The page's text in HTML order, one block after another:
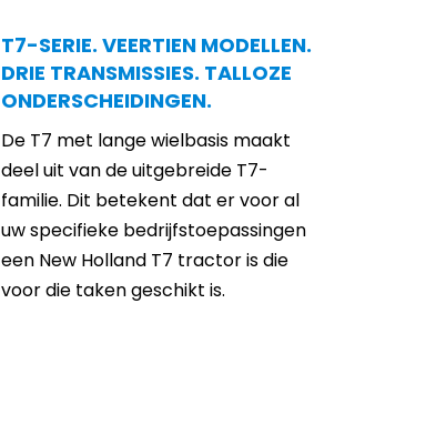
T7-SERIE. VEERTIEN MODELLEN.
DRIE TRANSMISSIES. TALLOZE
ONDERSCHEIDINGEN.
De T7 met lange wielbasis maakt
deel uit van de uitgebreide T7-
familie. Dit betekent dat er voor al
uw specifieke bedrijfstoepassingen
een New Holland T7 tractor is die
voor die taken geschikt is.